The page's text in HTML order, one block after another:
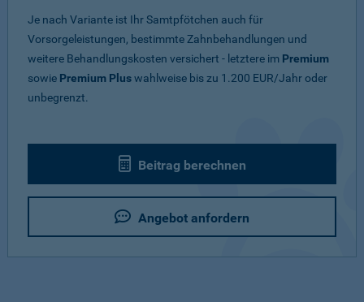
Je nach Variante ist Ihr Samtpfötchen auch für
Vorsorgeleistungen, bestimmte Zahnbehandlungen und
weitere Behandlungskosten versichert - letztere im Premium
sowie Premium Pluswahlweise bis zu 1.200 EUR/Jahr oder
unbegrenzt.
Beitrag berechnen
Angebot anfordern